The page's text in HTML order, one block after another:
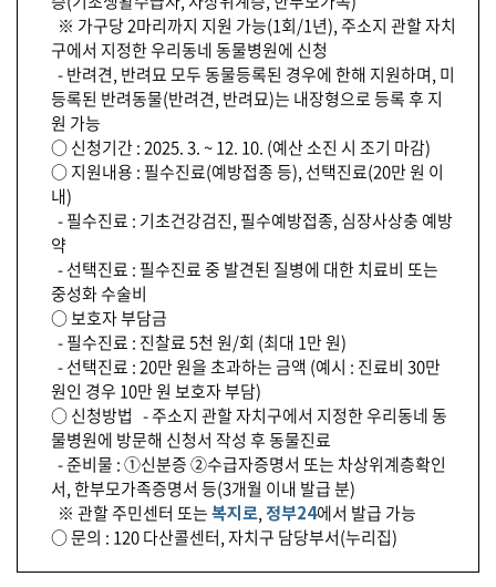
※ 가구당 2마리까지 지원 가능(1회/1년), 주소지 관할 자치
구에서 지정한 우리동네 동물병원에 신청
- 반려견, 반려묘 모두 동물등록된 경우에 한해 지원하며, 미
등록된 반려동물(반려견, 반려묘)는 내장형으로 등록 후 지
원 가능
○ 신청기간 : 2025. 3. ~ 12. 10. (예산 소진 시 조기 마감)
○ 지원내용 : 필수진료(예방접종 등), 선택진료(20만 원 이
내)
- 필수진료 : 기초건강검진, 필수예방접종, 심장사상충 예방
약
- 선택진료 : 필수진료 중 발견된 질병에 대한 치료비 또는
중성화 수술비
○ 보호자 부담금
- 필수진료 : 진찰료 5천 원/회 (최대 1만 원)
- 선택진료 : 20만 원을 초과하는 금액 (예시 : 진료비 30만
원인 경우 10만 원 보호자 부담)
○ 신청방법 - 주소지 관할 자치구에서 지정한 우리동네 동
물병원에 방문해 신청서 작성 후 동물진료
- 준비물 : ①신분증 ②수급자증명서 또는 차상위계층확인
서, 한부모가족증명서 등(3개월 이내 발급 분)
※ 관할 주민센터 또는복지로,정부24에서 발급 가능
○ 문의 : 120 다산콜센터, 자치구 담당부서(누리집)